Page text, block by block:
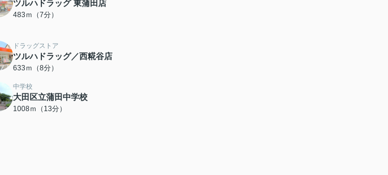
ツルハドラッグ 東蒲田店
483ｍ（7分）
ドラッグストア
ツルハドラッグ／西糀谷店
633ｍ（8分）
中学校
大田区立蒲田中学校
1008ｍ（13分）